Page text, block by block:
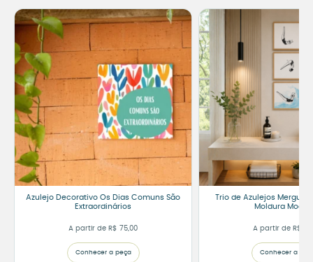
Azulejo Decorativo Os Dias Comuns São
Extraordinários
A partir de R$ 75,00
Conhecer a peça
Trio de Azulejos
Moldura
A partir de R$
Conhecer a